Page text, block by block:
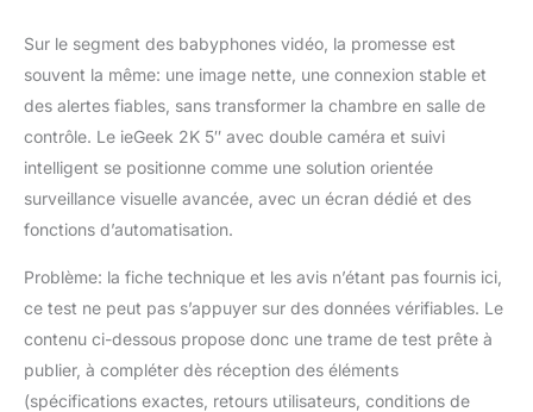
Sur le segment des babyphones vidéo, la promesse est
souvent la même: une image nette, une connexion stable et
des alertes fiables, sans transformer la chambre en salle de
contrôle. Le ieGeek 2K 5″ avec double caméra et suivi
intelligent se positionne comme une solution orientée
surveillance visuelle avancée, avec un écran dédié et des
fonctions d’automatisation.
Problème: la fiche technique et les avis n’étant pas fournis ici,
ce test ne peut pas s’appuyer sur des données vérifiables. Le
contenu ci-dessous propose donc une trame de test prête à
publier, à compléter dès réception des éléments
(spécifications exactes, retours utilisateurs, conditions de